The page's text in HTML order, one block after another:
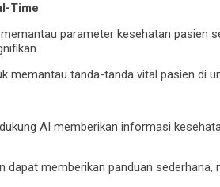
Time
parameter kesehatan pasien
memantau tanda-tanda vital pasien di
AI memberikan informasi
memberikan panduan sederhana,